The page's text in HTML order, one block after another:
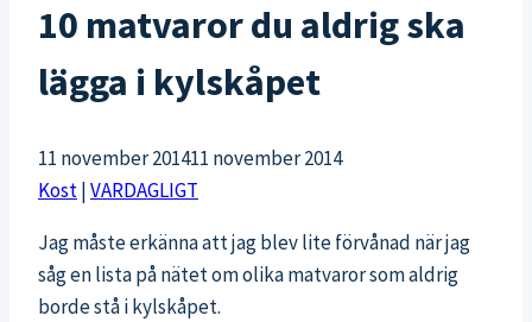
10 matvaror du aldrig ska
lägga i kylskåpet
11 november 201411 november 2014
Kost|VARDAGLIGT
Jag måste erkänna att jag blev lite förvånad när jag
såg en lista på nätet om olika matvaror som aldrig
borde stå i kylskåpet.